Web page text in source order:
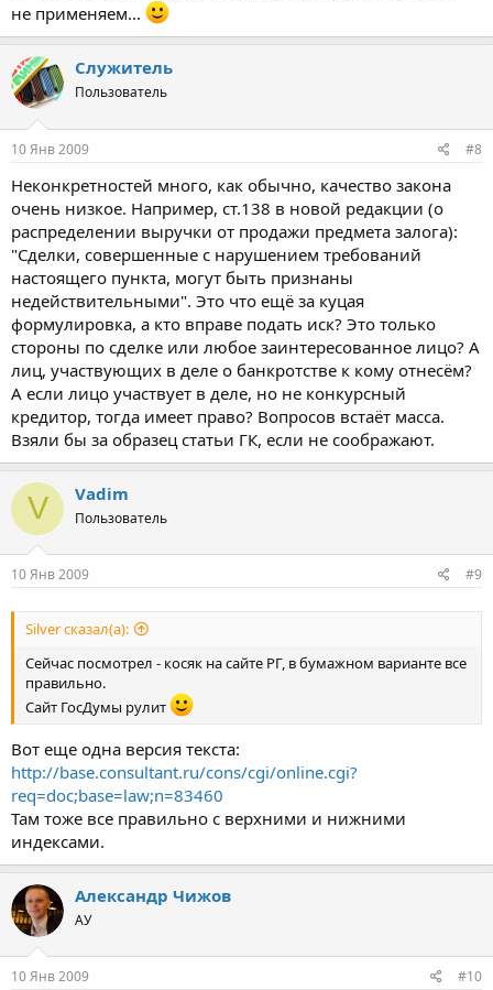
не применяем...
Служитель
Пользователь
10 Янв 2009 #8
Неконкретностей много, как обычно, качество закона
очень низкое. Например, ст.138 в новой редакции (о
распределении выручки от продажи предмета залога):
"Сделки, совершенные с нарушением требований
настоящего пункта, могут быть признаны
недействительными". Это что ещё за куцая
формулировка, а кто вправе подать иск? Это только
стороны по сделке или любое заинтересованное лицо? А
лиц, участвующих в деле о банкротстве к кому отнесём?
А если лицо участвует в деле, но не конкурсный
кредитор, тогда имеет право? Вопросов встаёт масса.
Взяли бы за образец статьи ГК, если не соображают.
V Vadim
Пользователь
10 Янв 2009 #9
Silver сказал(а):
Сейчас посмотрел - косяк на сайте РГ, в бумажном варианте все
правильно.
Сайт ГосДумы рулит
Вот еще одна версия текста:
http://base.consultant.ru/cons/cgi/online.cgi?
req=doc;base=law;n=83460
Там тоже все правильно с верхними и нижними
индексами.
Александр Чижов
АУ
10 Янв 2009 #10